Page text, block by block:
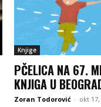
Knjige
PČELICA NA 67.
KNJIGA U
Zoran Todorović - okt 17,